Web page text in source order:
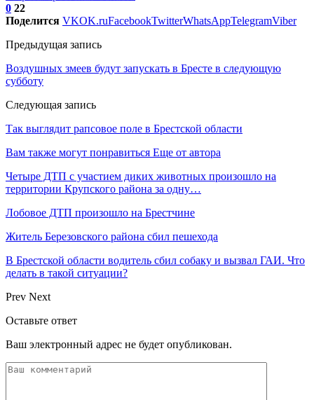
0 22
Поделится VKOK.ruFacebookTwitterWhatsAppTelegramViber
Предыдущая запись
Воздушных змеев будут запускать в Бресте в следующую
субботу
Следующая запись
Так выглядит рапсовое поле в Брестской области
Вам также могут понравиться Еще от автора
Четыре ДТП с участием диких животных произошло на
территории Крупского района за одну…
Лобовое ДТП произошло на Брестчине
Житель Березовского района сбил пешехода
В Брестской области водитель сбил собаку и вызвал ГАИ. Что
делать в такой ситуации?
Prev Next
Оставьте ответ
Ваш электронный адрес не будет опубликован.